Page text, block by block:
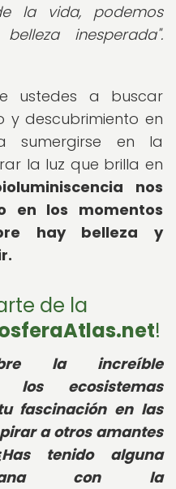
la vida, podemos
inesperada".
ustedes a buscar
y descubrimiento en
sumergirse en la
la luz que brilla en
nos
en los momentos
hay belleza y
de la
!
la increíble
los ecosistemas
fascinación en las
a otros amantes
tenido alguna
con la